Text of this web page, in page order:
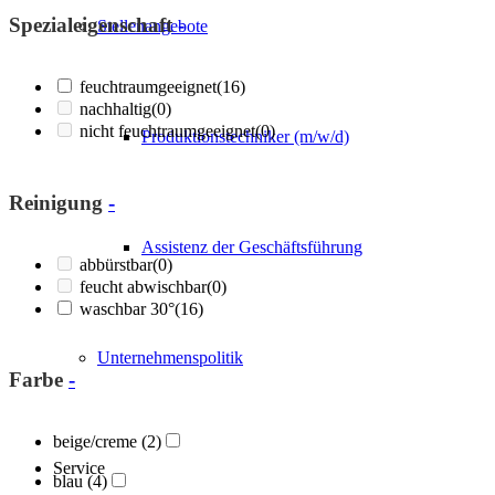
Stellenangebote
Produktionstechniker (m/w/d)
Assistenz der Geschäftsführung
Unternehmenspolitik
Service
Spezialeigenschaft-
feuchtraumgeeignet(16)
nachhaltig(0)
nicht feuchtraumgeeignet(0)
Reinigung -
abbürstbar(0)
feucht abwischbar(0)
waschbar 30°(16)
Farbe -
beige/creme (2)
blau (4)